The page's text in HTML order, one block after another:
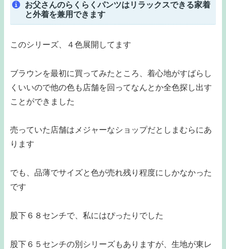
お父さんのらくらくパンツはリラックスできる家着
と外着を兼用できます
このシリーズ、４色展開してます
ブラウンを最初に買ってみたところ、着心地がすばらし
くいいので他の色も店舗を回ってなんとか全色探し出す
ことができました
売っていた店舗はメジャーなショップだとしまむらにあ
ります
でも、品薄でサイズと色が売れ残り程度にしかなかった
です
股下６８センチで、私にはぴったりでした
股下６５センチの別シリーズもありますが、生地が東レ